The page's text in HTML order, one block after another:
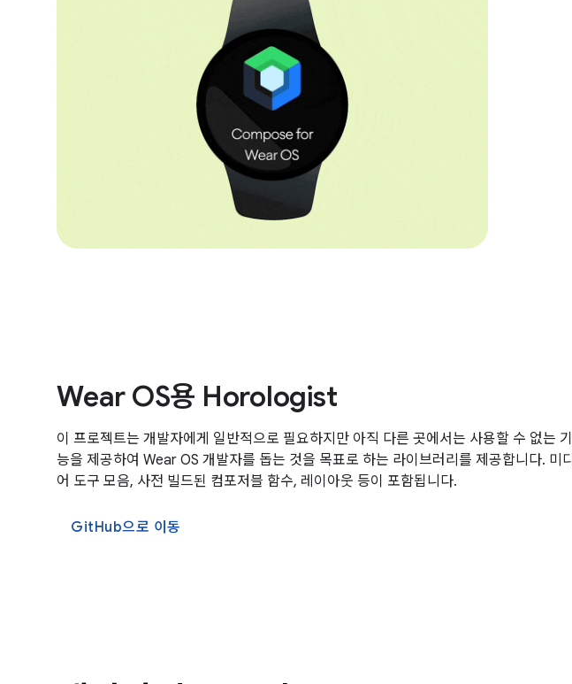
Wear OS용 Horologist
이 프로젝트는 개발자에게 일반적으로 필요하지만 아직 다른 곳에서는 사용할 수 없는 기
능을 제공하여 Wear OS 개발자를 돕는 것을 목표로 하는 라이브러리를 제공합니다. 미디
어 도구 모음, 사전 빌드된 컴포저블 함수, 레이아웃 등이 포함됩니다.
GitHub으로 이동